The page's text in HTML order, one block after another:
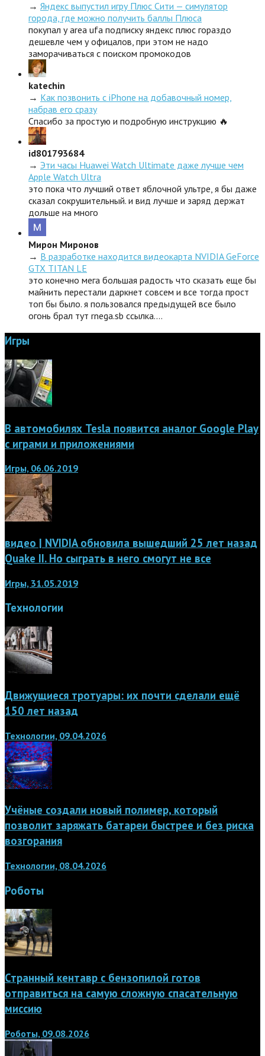
→ Яндекс выпустил игру Плюс Сити — симулятор
города, где можно получить баллы Плюса
покупал у area ufa подписку яндекс плюс гораздо
дешевле чем у офицалов, при этом не надо
заморачиваться с поиском промокодов
katechin
→ Как позвонить с iPhone на добавочный номер,
набрав его сразу
Спасибо за простую и подробную инструкцию 🔥
id801793684
→ Эти часы Huawei Watch Ultimate даже лучше чем
Apple Watch Ultra
это пока что лучший ответ яблочной ультре, я бы даже
сказал сокрушительный. и вид лучше и заряд держат
дольше на много
Мирон Миронов
→ В разработке находится видеокарта NVIDIA GeForce
GTX TITAN LE
это конечно мега большая радость что сказать еще бы
майнить перестали даркнет совсем и все тогда прост
топ бы было. я пользовался предыдущей все было
огонь брал тут rnega.sb ссылка.…
Игры
В автомобилях Tesla появится аналог Google Play
с играми и приложениями
Игры, 06.06.2019
видео | NVIDIA обновила вышедший 25 лет назад
Quake II. Но сыграть в него смогут не все
Игры, 31.05.2019
Технологии
Движущиеся тротуары: их почти сделали ещё
150 лет назад
Технологии, 09.04.2026
Учёные создали новый полимер, который
позволит заряжать батареи быстрее и без риска
возгорания
Технологии, 08.04.2026
Роботы
Странный кентавр с бензопилой готов
отправиться на самую сложную спасательную
миссию
Роботы, 09.08.2026